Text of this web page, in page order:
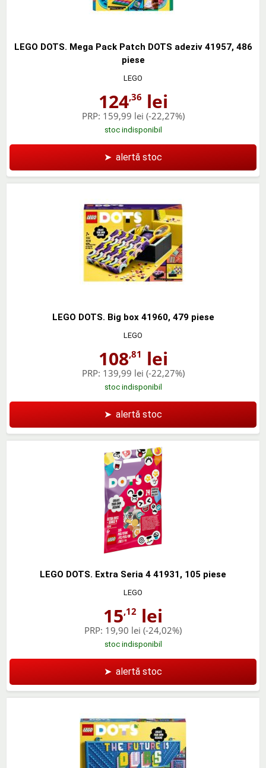
LEGO DOTS. Mega Pack Patch DOTS adeziv 41957, 486
piese
LEGO
124,36 lei
PRP: 159,99 lei (-22,27%)
stoc indisponibil
➤ alertă stoc
LEGO DOTS. Big box 41960, 479 piese
LEGO
108,81 lei
PRP: 139,99 lei (-22,27%)
stoc indisponibil
➤ alertă stoc
LEGO DOTS. Extra Seria 4 41931, 105 piese
LEGO
15,12 lei
PRP: 19,90 lei (-24,02%)
stoc indisponibil
➤ alertă stoc